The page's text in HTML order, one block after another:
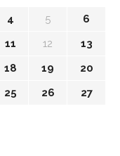
4 5
6
11 12
13
18 19
20
25 26
27